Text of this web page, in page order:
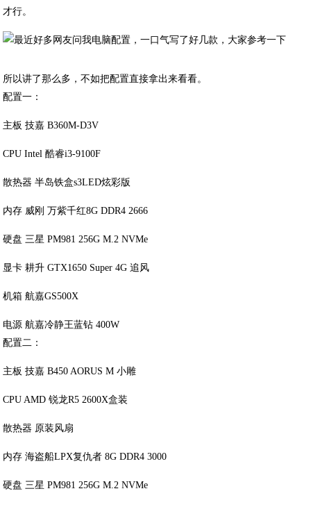
才行。
所以讲了那么多，不如把配置直接拿出来看看。
配置一：
主板 技嘉 B360M-D3V
CPU Intel 酷睿i3-9100F
散热器 半岛铁盒s3LED炫彩版
内存 威刚 万紫千红8G DDR4 2666
硬盘 三星 PM981 256G M.2 NVMe
显卡 耕升 GTX1650 Super 4G 追风
机箱 航嘉GS500X
电源 航嘉冷静王蓝钻 400W
配置二：
主板 技嘉 B450 AORUS M 小雕
CPU AMD 锐龙R5 2600X盒装
散热器 原装风扇
内存 海盗船LPX复仇者 8G DDR4 3000
硬盘 三星 PM981 256G M.2 NVMe